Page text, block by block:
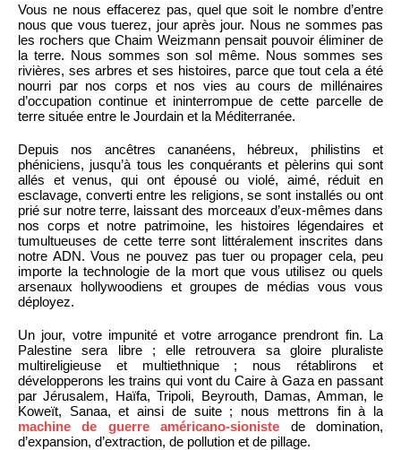
Vous ne nous effacerez pas, quel que soit le nombre d’entre
nous que vous tuerez, jour après jour. Nous ne sommes pas
les rochers que Chaim Weizmann pensait pouvoir éliminer de
la terre. Nous sommes son sol même. Nous sommes ses
rivières, ses arbres et ses histoires, parce que tout cela a été
nourri par nos corps et nos vies au cours de millénaires
d’occupation continue et ininterrompue de cette parcelle de
terre située entre le Jourdain et la Méditerranée.
Depuis nos ancêtres cananéens, hébreux, philistins et
phéniciens, jusqu’à tous les conquérants et pèlerins qui sont
allés et venus, qui ont épousé ou violé, aimé, réduit en
esclavage, converti entre les religions, se sont installés ou ont
prié sur notre terre, laissant des morceaux d’eux-mêmes dans
nos corps et notre patrimoine, les histoires légendaires et
tumultueuses de cette terre sont littéralement inscrites dans
notre ADN. Vous ne pouvez pas tuer ou propager cela, peu
importe la technologie de la mort que vous utilisez ou quels
arsenaux hollywoodiens et groupes de médias vous vous
déployez.
Un jour, votre impunité et votre arrogance prendront fin. La
Palestine sera libre ; elle retrouvera sa gloire pluraliste
multireligieuse et multiethnique ; nous rétablirons et
développerons les trains qui vont du Caire à Gaza en passant
par Jérusalem, Haïfa, Tripoli, Beyrouth, Damas, Amman, le
Koweït, Sanaa, et ainsi de suite ; nous mettrons fin à la
machine de guerre américano-sioniste de domination,
d’expansion, d’extraction, de pollution et de pillage.